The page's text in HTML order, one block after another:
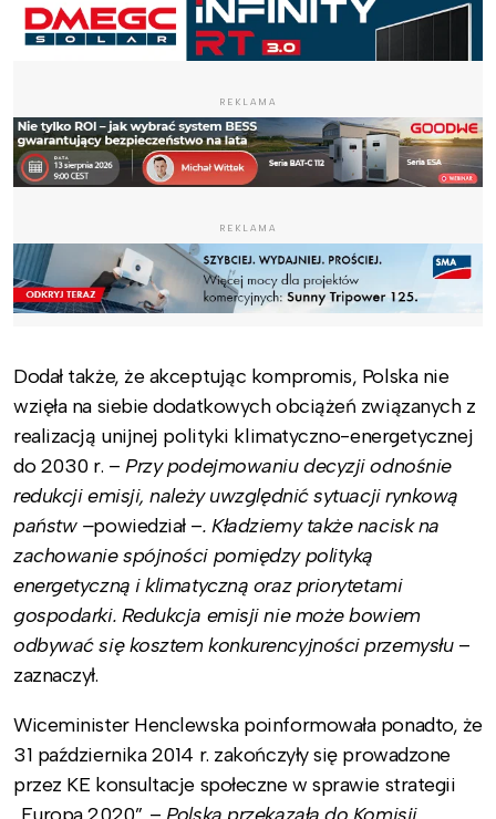
REKLAMA
REKLAMA
Dodał także, że akceptując kompromis, Polska nie
wzięła na siebie dodatkowych obciążeń związanych z
realizacją unijnej polityki klimatyczno-energetycznej
do 2030 r. –Przy podejmowaniu decyzji odnośnie
redukcji emisji, należy uwzględnić sytuacji rynkową
państw –powiedział –. Kładziemy także nacisk na
zachowanie spójności pomiędzy polityką
energetyczną i klimatyczną oraz priorytetami
gospodarki. Redukcja emisji nie może bowiem
odbywać się kosztem konkurencyjności przemysłu –
zaznaczył.
Wiceminister Henclewska poinformowała ponadto, że
31 października 2014 r. zakończyły się prowadzone
przez KE konsultacje społeczne w sprawie strategii
„Europa 2020”. – Polska przekazała do Komisji